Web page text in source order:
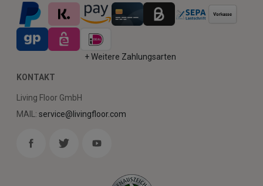
+ Weitere Zahlungsarten
KONTAKT
Living Floor GmbH
MAIL: service@livingfloor.com